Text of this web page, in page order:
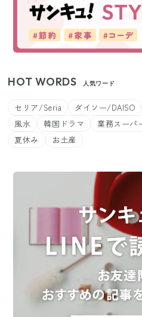
HOT WORDS 人気ワード
セリア/Seria ダイソー/DAISO
風水
韓国ドラマ 業務スーパ
夏休み
お土産